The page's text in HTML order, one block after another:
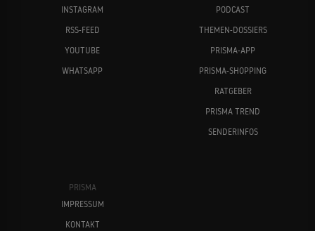
INSTAGRAM
RSS-FEED
YOUTUBE
WHATSAPP
PODCAST
THEMEN-DOSSIERS
PRISMA-APP
PRISMA-SHOPPING
RATGEBER
PRISMA TREND
SENDERINFOS
PRISMA
IMPRESSUM
KONTAKT